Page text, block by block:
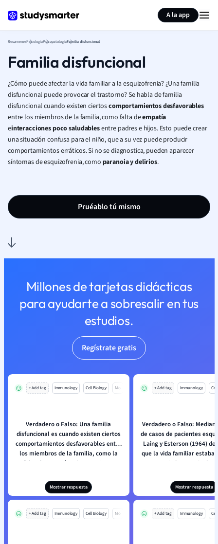
A la app
ResumenesPsicologíaPsicopatologíaFamilia disfuncional
Familia disfuncional
¿Cómo puede afectar la vida familiar a la esquizofrenia? ¿Una familia
disfuncional puede provocar el trastorno? Se habla de familia
disfuncional cuando existen ciertoscomportamientos desfavorables
entre los miembros de la familia, como falta deempatía
einteracciones poco saludablesentre padres e hijos. Esto puede crear
una situación confusa para el niño, que a su vez puede producir
comportamientos erráticos. Si no se diagnostica, pueden aparecer
síntomas de esquizofrenia, como paranoia y delirios.
Pruéablo tú mismo
Millones de tarjetas didácticas
para ayudarte a sobresalir en tus
estudios.
Regístrate gratis
+ Add tag Immunology Cell Biology Mo
Verdadero o Falso: Una familia
disfuncional es cuando existen ciertos
comportamientos desfavorables entre
los miembros de la familia, como la
falta de empatía, y interacciones
Mostrar respuesta
+ Add tag Immunology
Verdadero o Falso:
de casos de pacientes
Laing y Esterson (1964)
que la vida familiar estaba
miedo y
Mostrar respuesta
+ Add tag Immunology Cell Biology Mo + Add tag Immunology
Resumir página